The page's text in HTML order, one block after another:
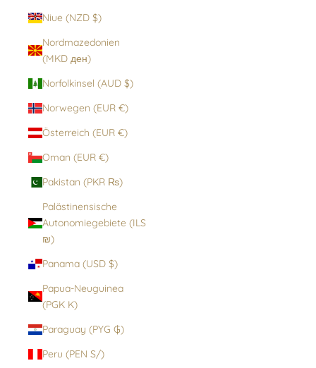
Niue (NZD $)
Nordmazedonien
(MKD ден)
Norfolkinsel (AUD $)
Norwegen (EUR €)
Österreich (EUR €)
Oman (EUR €)
Pakistan (PKR ₨)
Palästinensische
Autonomiegebiete (ILS
₪)
Panama (USD $)
Papua-Neuguinea
(PGK K)
Paraguay (PYG ₲)
Peru (PEN S/)